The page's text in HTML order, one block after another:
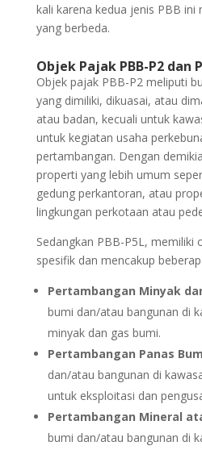
kali karena kedua jenis PBB
yang berbeda.
Objek Pajak PBB-P2 dan
Objek pajak PBB-P2 meliputi
yang dimiliki, dikuasai, atau
atau badan, kecuali untuk
untuk kegiatan usaha
pertambangan. Dengan
properti yang lebih umum
gedung perkantoran, atau
lingkungan perkotaan atau
Sedangkan PBB-P5L, memiliki
spesifik dan mencakup
Pertambangan Minyak
bumi dan/atau bangunan di
minyak dan gas bumi.
Pertambangan Panas
dan/atau bangunan di
untuk eksploitasi dan
Pertambangan Mineral
bumi dan/atau bangunan di